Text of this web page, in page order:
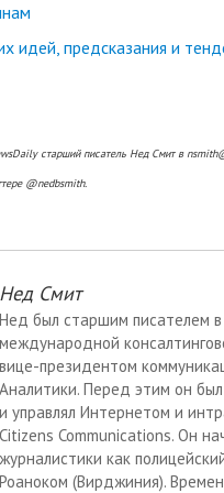
идей, предсказания и
старший писатель Нед Смит в
@nedbsmith.
Нед Смит
Нед был старшим писателем в
международной
вице-президентом
Аналитики. Перед этим он
и управлял Интернетом и
Citizens Communications. Он
журналистики как
Роаноком (Вирджиния).